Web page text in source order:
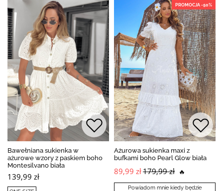
Bawełniana sukienka w
ażurowe wzory z paskiem boho
Montesilvano biała
139,99 zł
PROMOCJA -50%
Ażurowa sukienka maxi z
bufkami boho Pearl Glow biała
89,99 zł179,99 zł 🔥
Powiadom mnie kiedy będzie